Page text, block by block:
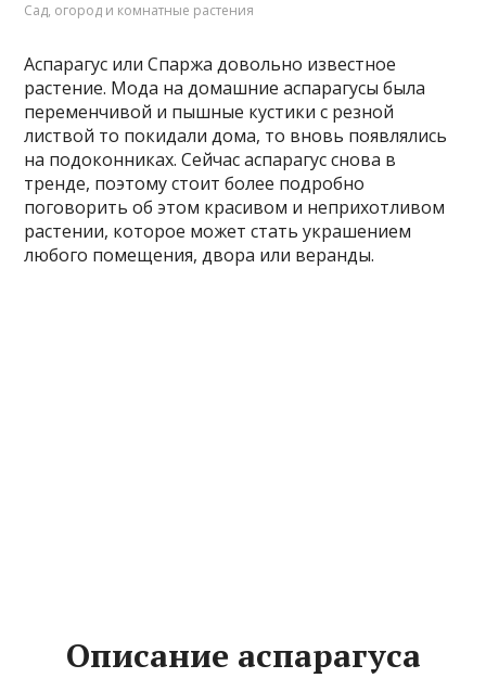
Сад, огород и комнатные растения
Аспарагус или Спаржа довольно известное
растение. Мода на домашние аспарагусы была
переменчивой и пышные кустики с резной
листвой то покидали дома, то вновь появлялись
на подоконниках. Сейчас аспарагус снова в
тренде, поэтому стоит более подробно
поговорить об этом красивом и неприхотливом
растении, которое может стать украшением
любого помещения, двора или веранды.
Описание аспарагуса